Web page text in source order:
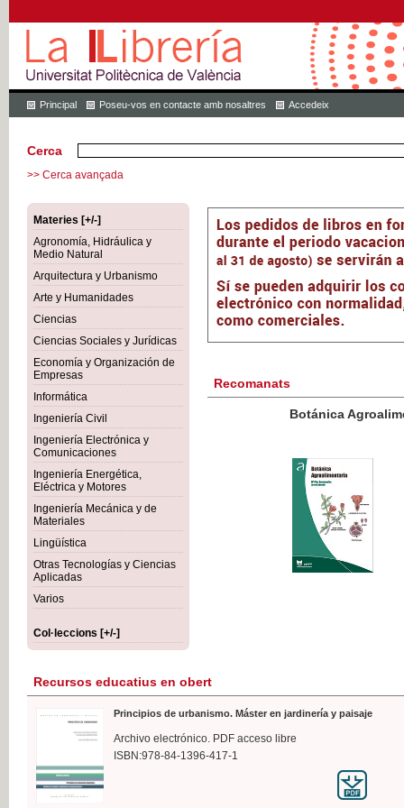
Principal Poseu-vos en contacte amb nosaltres Accedeix
Cerca
>> Cerca avançada
Materies [+/-]
Agronomía, Hidráulica y
Medio Natural
Arquitectura y Urbanismo
Arte y Humanidades
Ciencias
Ciencias Sociales y Jurídicas
Economía y Organización de
Empresas
Informática
Ingeniería Civil
Ingeniería Electrónica y
Comunicaciones
Ingeniería Energética,
Eléctrica y Motores
Ingeniería Mecánica y de
Materiales
Lingüística
Otras Tecnologías y Ciencias
Aplicadas
Varios
Col·leccions [+/-]
Recomanats
Botánica Agroalimentaria
Recursos educatius en obert
Principios de urbanismo. Máster en jardinería y paisaje
Archivo electrónico. PDF acceso libre
ISBN:978-84-1396-417-1